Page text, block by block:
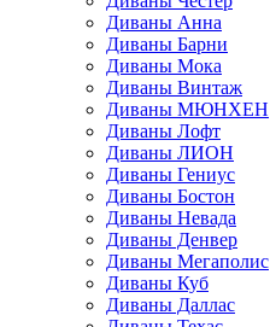
Диваны Анна
Диваны Барни
Диваны Мока
Диваны Винтаж
Диваны МЮНХЕН
Диваны Лофт
Диваны ЛИОН
Диваны Гениус
Диваны Бостон
Диваны Невада
Диваны Денвер
Диваны Мегаполис
Диваны Куб
Диваны Даллас